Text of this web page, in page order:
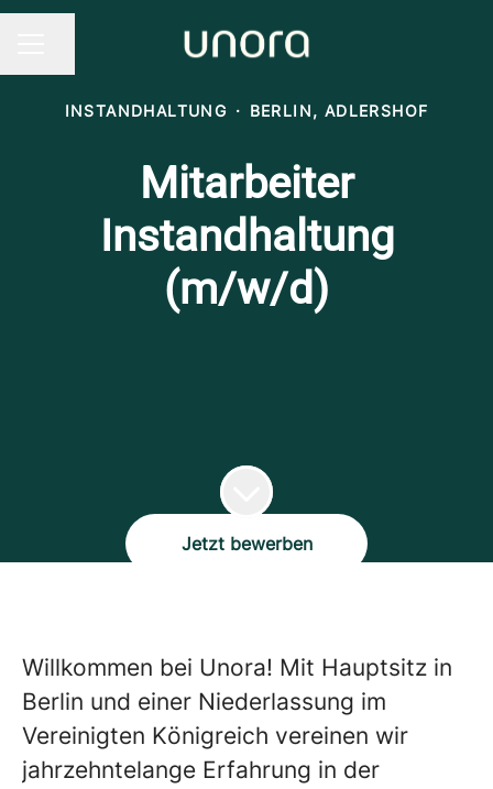
INSTANDHALTUNG · BERLIN, ADLERSHOF
Mitarbeiter
Instandhaltung
(m/w/d)
Jetzt bewerben
Willkommen bei Unora! Mit Hauptsitz in
Berlin und einer Niederlassung im
Vereinigten Königreich vereinen wir
jahrzehntelange Erfahrung in der